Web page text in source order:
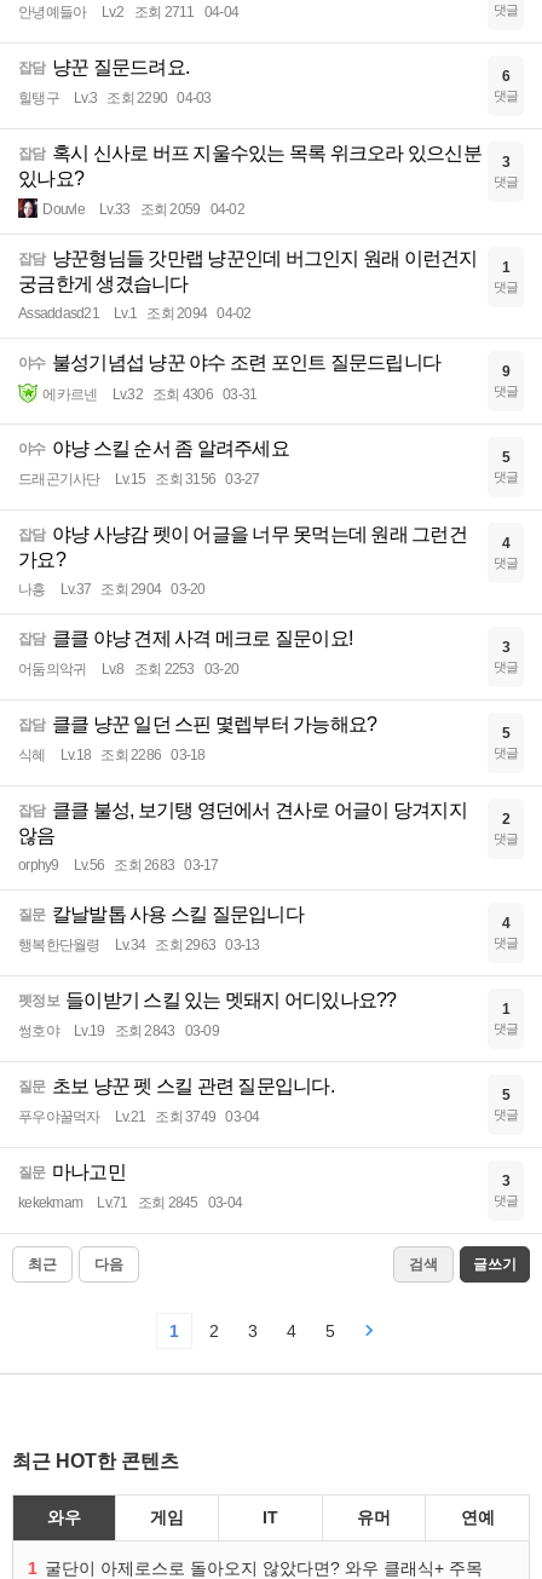
안녕예들아 Lv.2 조회 2711 04-04 댓글
잡담 냥꾼 질문드려요.
힐탱구 Lv.3 조회 2290 04-03
6
댓글
잡담 혹시 신사로 버프 지울수있는 목록 위크오라 있으신분
있나요?
Douvle Lv.33 조회 2059 04-02
3
댓글
잡담 냥꾼형님들 갓만랩 냥꾼인데 버그인지 원래 이런건지
궁금한게 생겼습니다
Assaddasd21 Lv.1 조회 2094 04-02
1
댓글
야수 불성기념섭 냥꾼 야수 조련 포인트 질문드립니다
에카르넨 Lv.32 조회 4306 03-31
9
댓글
야수 야냥 스킬 순서 좀 알려주세요
드래곤기사단 Lv.15 조회 3156 03-27
5
댓글
잡담 야냥 사냥감 펫이 어글을 너무 못먹는데 원래 그런건
가요?
나흥 Lv.37 조회 2904 03-20
4
댓글
잡담 클클 야냥 견제 사격 메크로 질문이요!
어둠의악귀 Lv.8 조회 2253 03-20
3
댓글
잡담 클클 냥꾼 일던 스핀 몇렙부터 가능해요?
식혜 Lv.18 조회 2286 03-18
5
댓글
잡담 클클 불성, 보기탱 영던에서 견사로 어글이 당겨지지
않음
orphy9 Lv.56 조회 2683 03-17
2
댓글
질문 칼날발톱 사용 스킬 질문입니다
행복한단월령 Lv.34 조회 2963 03-13
4
댓글
펫정보 들이받기 스킬 있는 멧돼지 어디있나요??
썽호야 Lv.19 조회 2843 03-09
1
댓글
질문 초보 냥꾼 펫 스킬 관련 질문입니다.
푸우야꿀먹자 Lv.21 조회 3749 03-04
5
댓글
질문 마나고민
kekekmam Lv.71 조회 2845 03-04
3
댓글
최근 다음 검색 글쓰기
1 2 3 4 5
최근 HOT한 콘텐츠
와우 게임 IT 유머 연예
1 굴단이 아제로스로 돌아오지 않았다면? 와우 클래식+ 주목